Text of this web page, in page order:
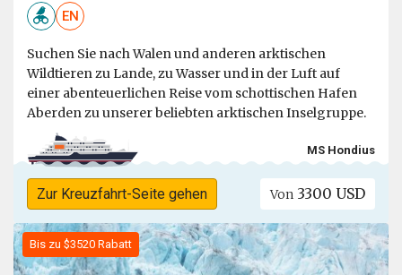
EN
Suchen Sie nach Walen und anderen arktischen
Wildtieren zu Lande, zu Wasser und in der Luft auf
einer abenteuerlichen Reise vom schottischen Hafen
Aberden zu unserer beliebten arktischen Inselgruppe.
MS Hondius
Zur Kreuzfahrt-Seite gehen Von 3300 USD
Bis zu $3520 Rabatt